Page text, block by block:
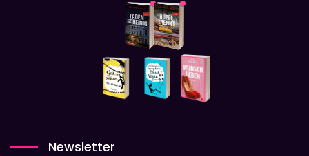
Newsletter